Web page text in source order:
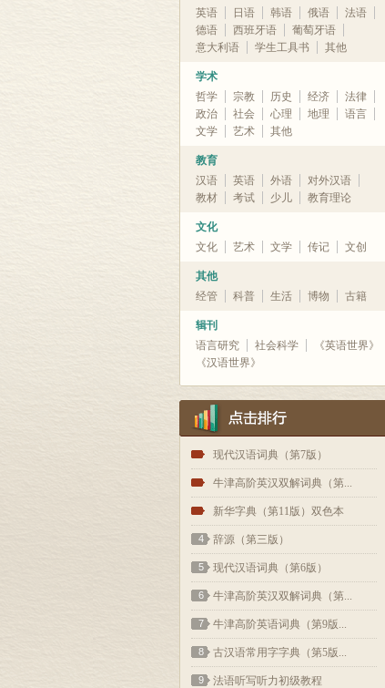
英语
日语 韩语 俄语
法语
德语
西班牙语
葡萄牙语
意大利语
学生工具书 其他
学术
哲学
宗教 历史 经济
法律
政治
社会 心理 地理
语言
文学
艺术 其他
教育
汉语
英语 外语
对外汉语
教材
考试 少儿 教育理论
文化
文化
艺术 文学 传记 文创
其他
经管
科普 生活 博物 古籍
辑刊
语言研究
社会科学
《英语世界》
《汉语世界》
1 现代汉语词典（第7版）
2 牛津高阶英汉双解词典（第...
3 新华字典（第11版）双色本
4 辞源（第三版）
5 现代汉语词典（第6版）
6 牛津高阶英汉双解词典（第...
7 牛津高阶英语词典（第9版...
8 古汉语常用字字典（第5版...
9 法语听写听力初级教程